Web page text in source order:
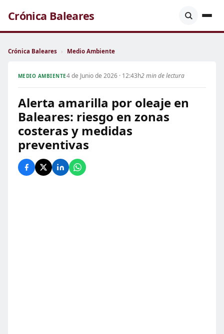
Crónica Baleares
Crónica Baleares › Medio Ambiente
MEDIO AMBIENTE4 de Junio de 2026 · 12:43h2 min de lectura
Alerta amarilla por oleaje en
Baleares: riesgo en zonas
costeras y medidas
preventivas